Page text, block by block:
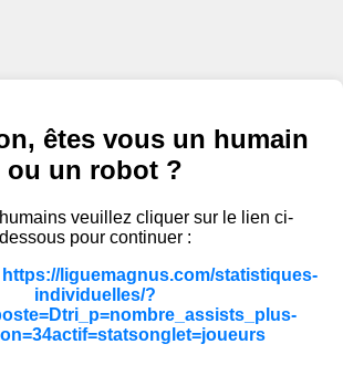
êtes vous un humain
ou un robot ?
veuillez cliquer sur le lien ci-
dessous pour continuer :
liguemagnus.com/statistiques-
individuelles/?